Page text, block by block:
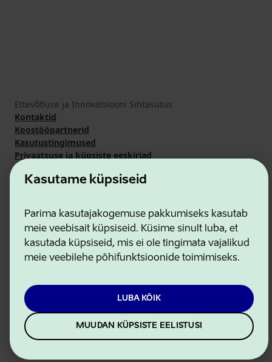
Kasutame küpsiseid
Parima kasutajakogemuse pakkumiseks kasutab
meie veebisait küpsiseid. Küsime sinult luba, et
kasutada küpsiseid, mis ei ole tingimata vajalikud
meie veebilehe põhifunktsioonide toimimiseks.
LUBA KÕIK
MUUDAN KÜPSISTE EELISTUSI
Ettevõtluse ja Innovatsiooni Sihtasutus
Kontaktid
Koostööpartnerid
Kasutustingimused
Privaatsuse ja küpsiste eeskirjad